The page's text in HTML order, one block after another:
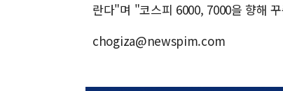
란다"며 "코스피 6000, 7000을 향해
chogiza@newspim.com